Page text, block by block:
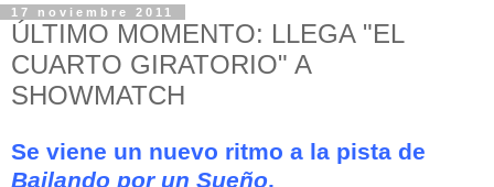
17 noviembre 2011
ÚLTIMO MOMENTO: LLEGA "EL
CUARTO GIRATORIO" A
SHOWMATCH
Se viene un nuevo ritmo a la pista de
Bailando por un Sueño.